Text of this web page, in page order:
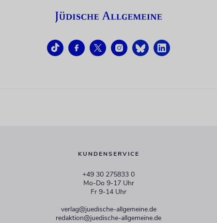
KUNDENSERVICE
+49 30 275833 0
Mo-Do 9-17 Uhr
Fr 9-14 Uhr
verlag@juedische-allgemeine.de
redaktion@juedische-allgemeine.de